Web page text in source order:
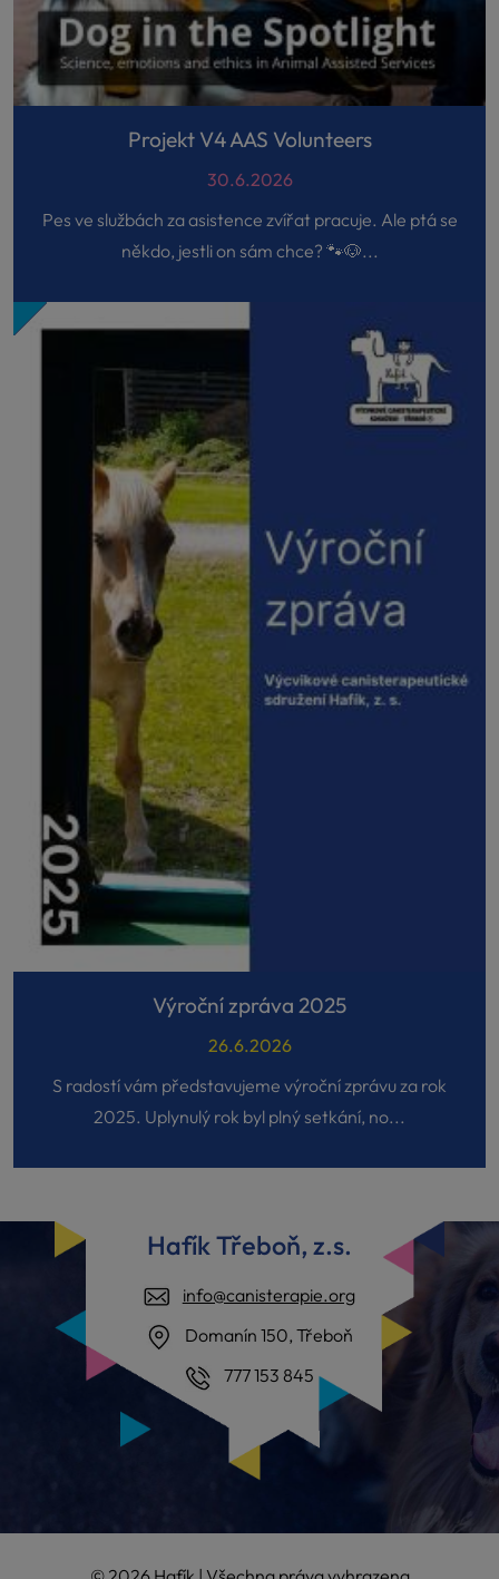
Projekt V4 AAS Volunteers
30.6.2026
Pes ve službách za asistence zvířat pracuje. Ale ptá se
někdo, jestli on sám chce? 🐾🐶...
Výroční zpráva 2025
26.6.2026
S radostí vám představujeme výroční zprávu za rok
2025. Uplynulý rok byl plný setkání, no...
Hafík Třeboň, z.s.
info@canisterapie.org
Domanín 150, Třeboň
777 153 845